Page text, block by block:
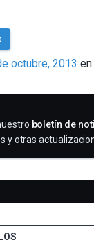
octubre, 2013 en
boletín de
y otras